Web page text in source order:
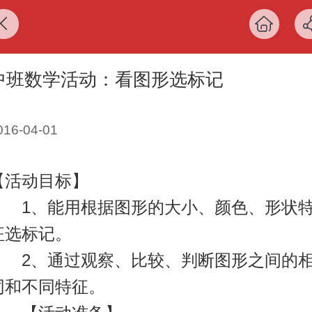
班数学活动：看图形选标记
04-01
活动目标】
能用根据图形的大小、颜色、形状
标记。
通过观察、比较、判断图形之间的
和不同特征。